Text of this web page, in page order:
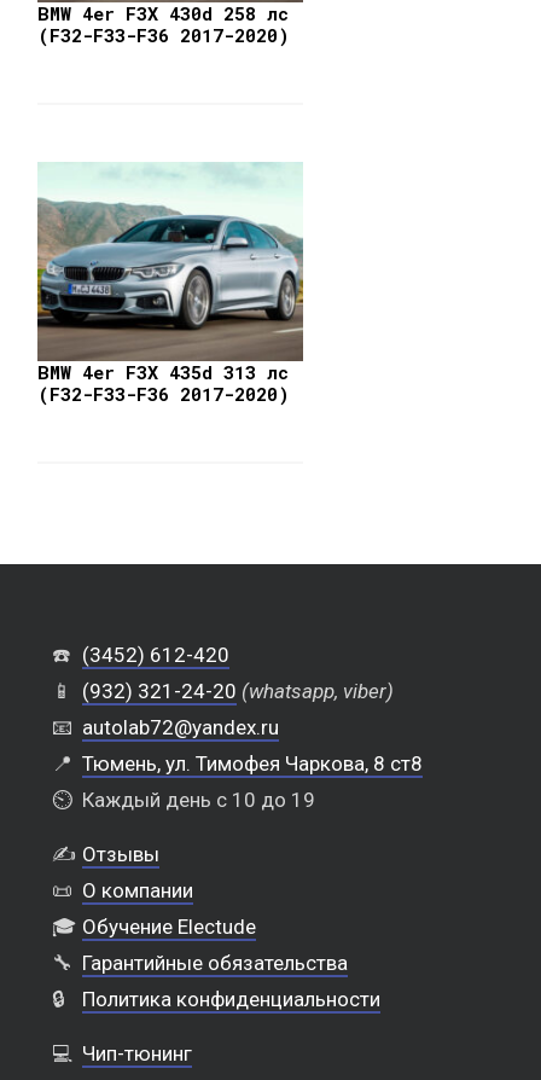
BMW 4er F3X 430d 258 лс
(F32-F33-F36 2017-2020)
BMW 4er F3X 435d 313 лс
(F32-F33-F36 2017-2020)
☎️ (3452) 612-420
📱
(932) 321-24-20 (whatsapp, viber)
📧 autolab72@yandex.ru
📍 Тюмень, ул. Тимофея Чаркова, 8 ст8
⏲️ Каждый день с 10 до 19
✍️ Отзывы
📜 О компании
🎓 Обучение Electude
🔧 Гарантийные обязательства
🔒
Политика конфиденциальности
💻 Чип-тюнинг